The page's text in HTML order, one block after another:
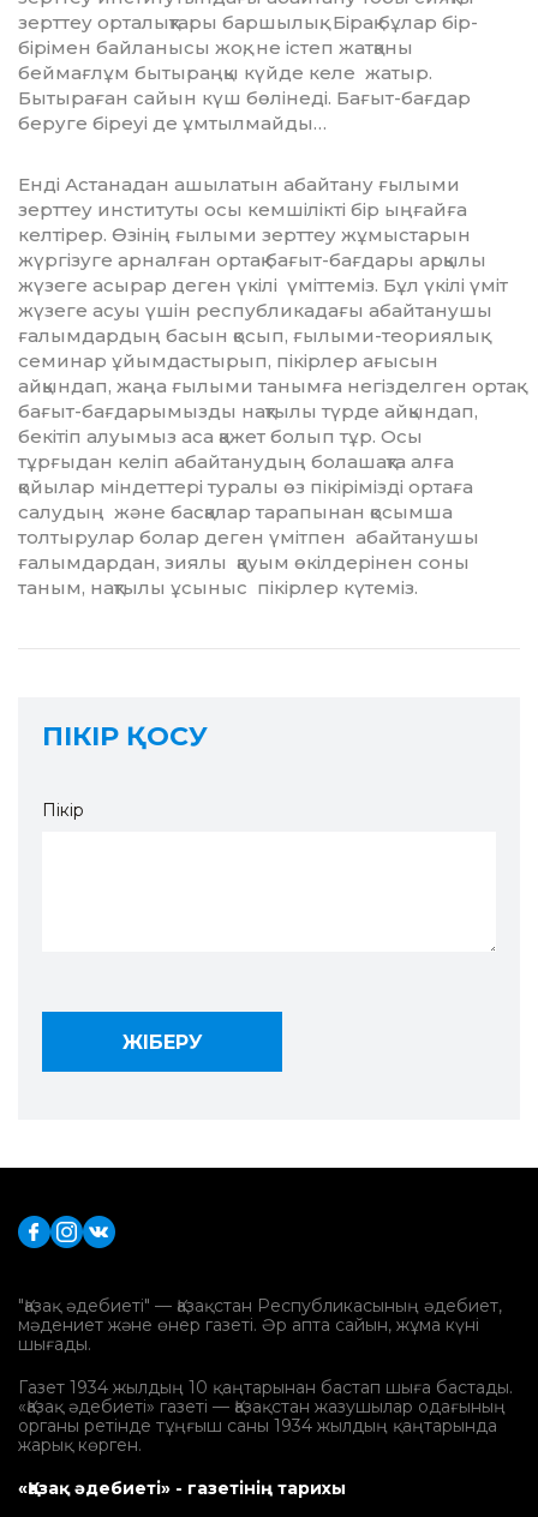
зерттеу орталықтары баршы­лық. Бірақ бұлар бір-
бірімен байланысы жоқ, не істеп жатқаны
беймағлұм бытыраңқы күйде келе жатыр.
Бытыраған сайын күш бөлінеді. Бағыт-бағдар
беруге біреуі де ұмтылмайды…
Енді Астанадан ашылатын абайтану ғылыми
зерттеу институты осы кемшілікті бір ыңғайға
келтірер. Өзінің ғылыми зерттеу жұмыстарын
жүргізуге арналған ортақ бағыт-бағдары арқылы
жүзеге асырар деген үкілі үміттеміз. Бұл үкілі үміт
жүзеге асуы үшін республикадағы абайтанушы
ғалымдардың басын қосып, ғылыми-теориялық
семинар ұйымдастырып, пікірлер ағысын
айқындап, жаңа ғылыми танымға негізделген ортақ
бағыт-бағдарымызды нақтылы түрде айқындап,
бекі­тіп алуымыз аса қажет болып тұр. Осы
тұрғыдан келіп абайтанудың болашақта алға
қойылар міндеттері туралы өз пікірімізді ортаға
салудың және басқалар тарапынан қосымша
толтырулар болар деген үмітпен абайтанушы
ғалымдардан, зиялы қауым өкілдерінен соны
таным, нақтылы ұсыныс пікірлер күтеміз.
ПІКІР ҚОСУ
Пікір
"Қазақ әдебиеті" — Қазақстан Республикасының әдебиет,
мәдениет және өнер газеті. Әр апта сайын, жұма күні
шығады.
Газет 1934 жылдың 10 қаңтарынан бастап шыға бастады.
«Қазақ әдебиеті» газеті — Қазақстан жазушылар одағының
органы ретінде тұңғыш саны 1934 жылдың қаңтарында
жарық көрген.
«Қазақ әдебиеті» - газетінің тарихы